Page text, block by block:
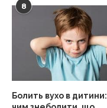
8
Болить вухо в дитини: